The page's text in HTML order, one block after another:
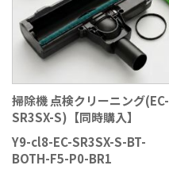
掃除機 点検クリーニング(EC-
SR3SX-S)【同時購入】
Y9-cl8-EC-SR3SX-S-BT-
BOTH-F5-P0-BR1